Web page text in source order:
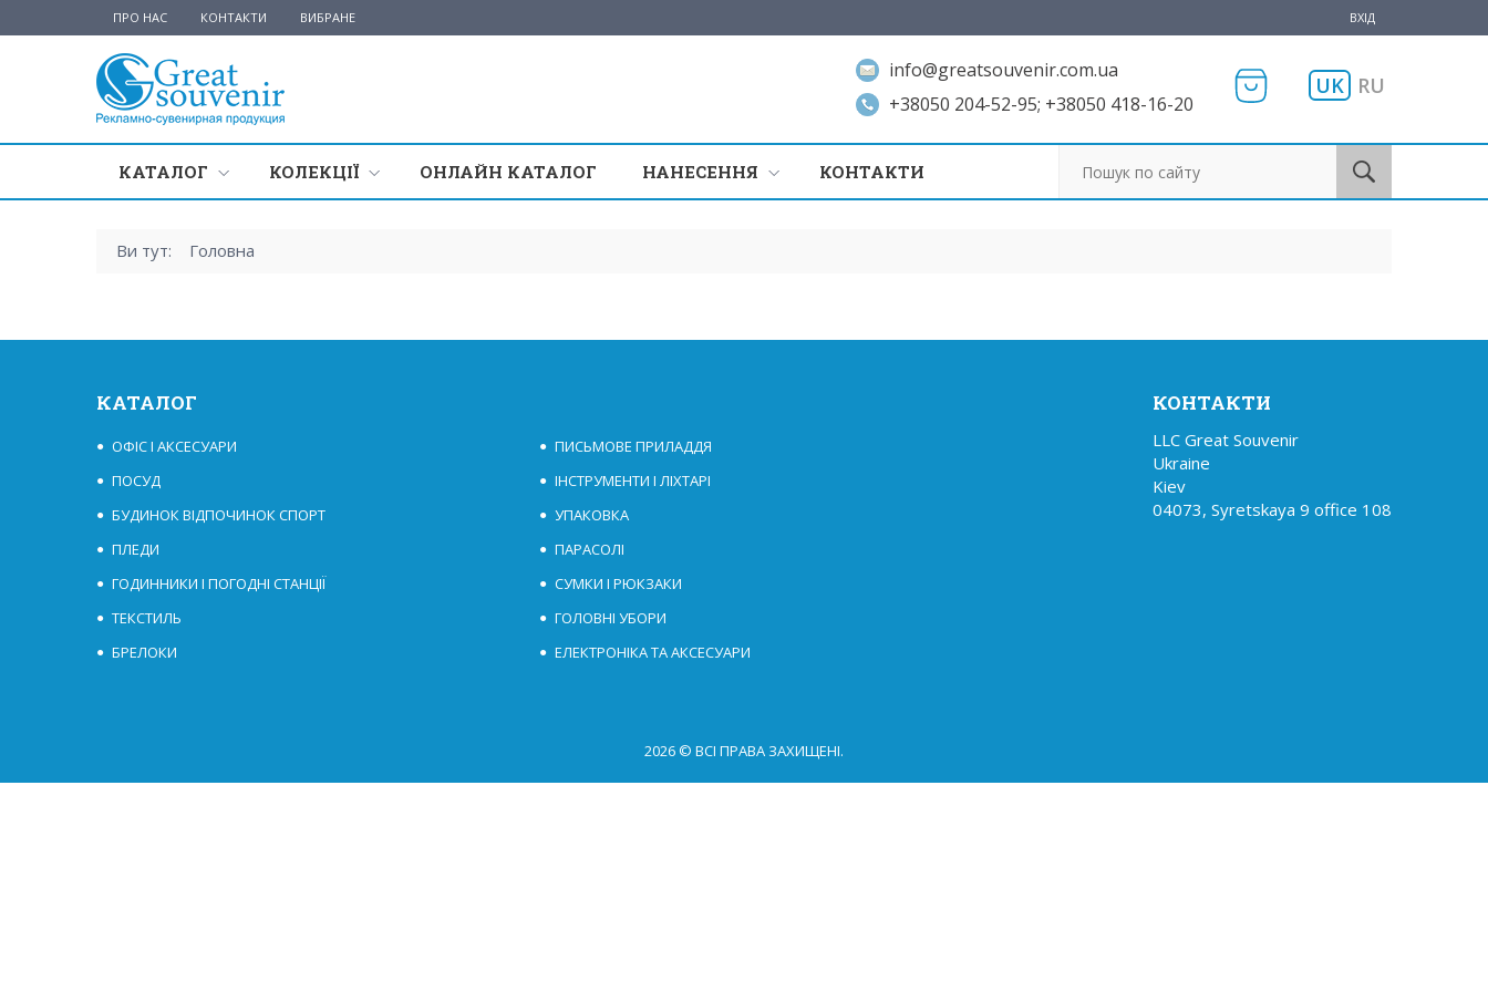
ПРО НАС КОНТАКТИ ВИБРАНЕ ВХІД
UK RU
info@greatsouvenir.com.ua
+38050 204-52-95; +38050 418-16-20
КАТАЛОГ КОЛЕКЦІЇ ОНЛАЙН КАТАЛОГ НАНЕСЕННЯ КОНТАКТИ
Ви тут: Головна
КАТАЛОГ
ОФІС І АКСЕСУАРИ
ПИСЬМОВЕ ПРИЛАДДЯ
ПОСУД
ІНСТРУМЕНТИ І ЛІХТАРІ
БУДИНОК ВІДПОЧИНОК СПОРТ
УПАКОВКА
ПЛЕДИ
ПАРАСОЛІ
ГОДИННИКИ І ПОГОДНІ СТАНЦІЇ
СУМКИ І РЮКЗАКИ
ТЕКСТИЛЬ
ГОЛОВНІ УБОРИ
БРЕЛОКИ
ЕЛЕКТРОНІКА ТА АКСЕСУАРИ
КОНТАКТИ
LLC Great Souvenir
Ukraine
Kiev
04073, Syretskaya 9 office 108
2026 © ВСІ ПРАВА ЗАХИЩЕНІ.